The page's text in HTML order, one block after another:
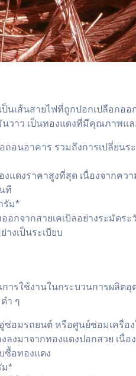
นเส้นสายไฟที่ถูกปอกเปลือกอ
วาว เป็นทองแดงที่มีคุณภาพแ
อนอาคาร รวมถึงการเปลี่ยนร
งแดงราคาสูงที่สุด เนื่องจากค
ที
รัม*
กจากสายเคเบิลอย่างระมัดระ
งเป็นระเบียบ
ารใช้งานในกระบวนการผลิต
ำ ๆ
ซ่อมรถยนต์ หรือศูนย์ซ่อมเครื่อ
ลงมาจากทองแดงปอกสวย เนื่
ซื้อทองแดง
ม*